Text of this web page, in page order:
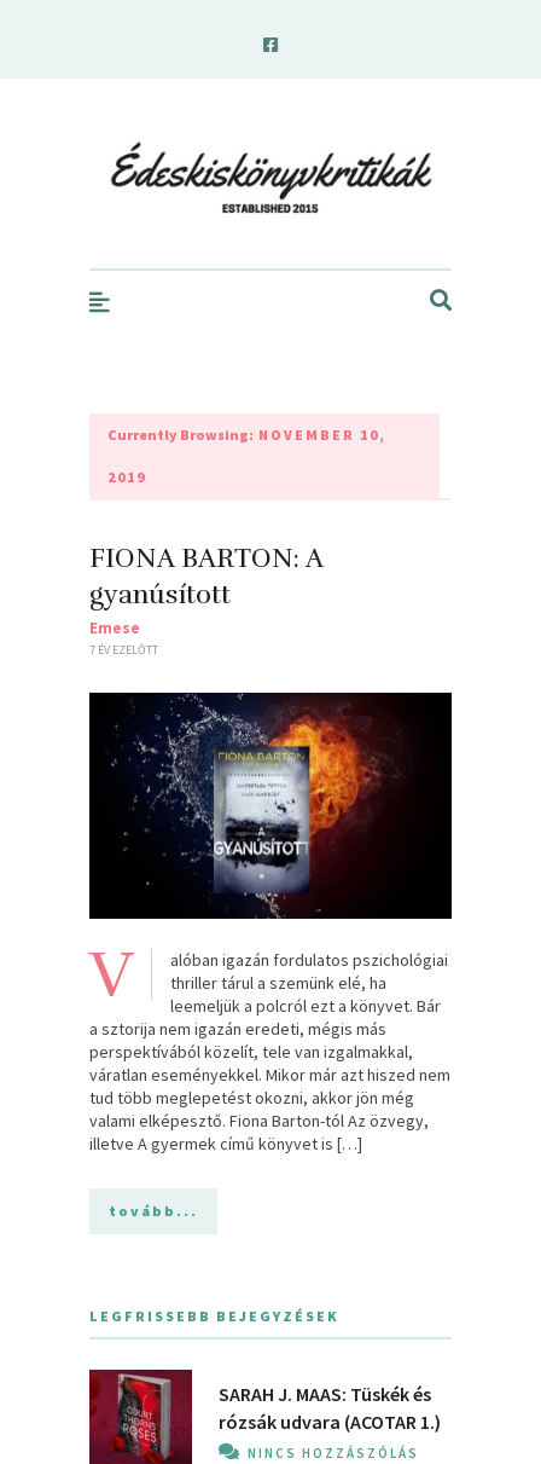
Currently Browsing: NOVEMBER 10,
2019
FIONA BARTON: A
gyanúsított
Emese
7 ÉV EZELŐTT
V
alóban igazán fordulatos pszichológiai
thriller tárul a szemünk elé, ha
leemeljük a polcról ezt a könyvet. Bár
a sztorija nem igazán eredeti, mégis más
perspektívából közelít, tele van izgalmakkal,
váratlan eseményekkel. Mikor már azt hiszed nem
tud több meglepetést okozni, akkor jön még
valami elképesztő. Fiona Barton-tól Az özvegy,
illetve A gyermek című könyvet is […]
tovább...
LEGFRISSEBB BEJEGYZÉSEK
SARAH J. MAAS: Tüskék és
rózsák udvara (ACOTAR 1.)
NINCS HOZZÁSZÓLÁS